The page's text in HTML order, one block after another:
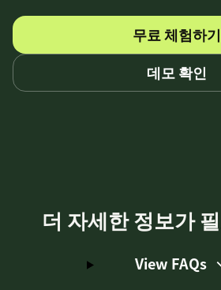
무료 체험하기
데모 확인
더 자세한 정보가
View FAQs